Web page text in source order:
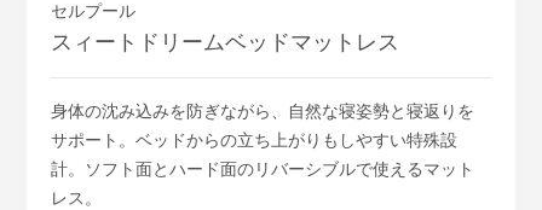
セルプール
スィートドリームベッドマットレス
身体の沈み込みを防ぎながら、自然な寝姿勢と寝返りを
サポート。ベッドからの立ち上がりもしやすい特殊設
計。ソフト面とハード面のリバーシブルで使えるマット
レス。